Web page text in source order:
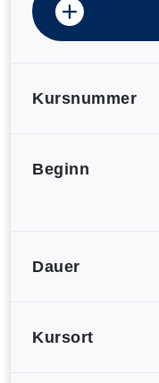
Kursnummer
Beginn
Dauer
Kursort